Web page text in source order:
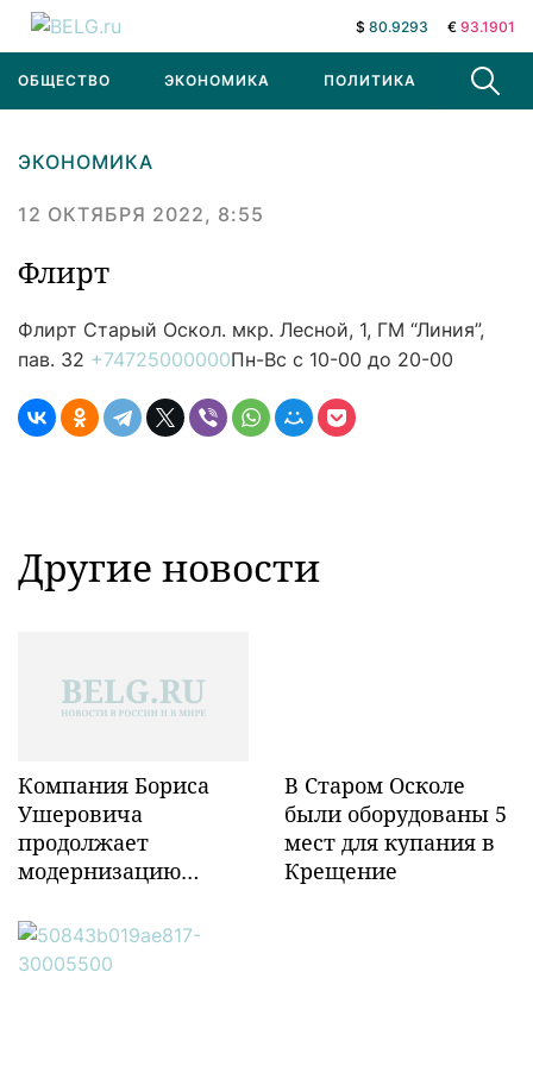
$ 80.9293 € 93.1901
ОБЩЕСТВО ЭКОНОМИКА ПОЛИТИКА В МИРЕ
ЭКОНОМИКА
12 ОКТЯБРЯ 2022, 8:55
Флирт
Флирт Старый Оскол. мкр. Лесной, 1, ГМ “Линия”,
пав. 32 +74725000000Пн-Вс с 10-00 до 20-00
Другие новости
Компания Бориса
Ушеровича
продолжает
модернизацию
инфраструктуры в
Забайкалье
В Старом Осколе
были оборудованы 5
мест для купания в
Крещение